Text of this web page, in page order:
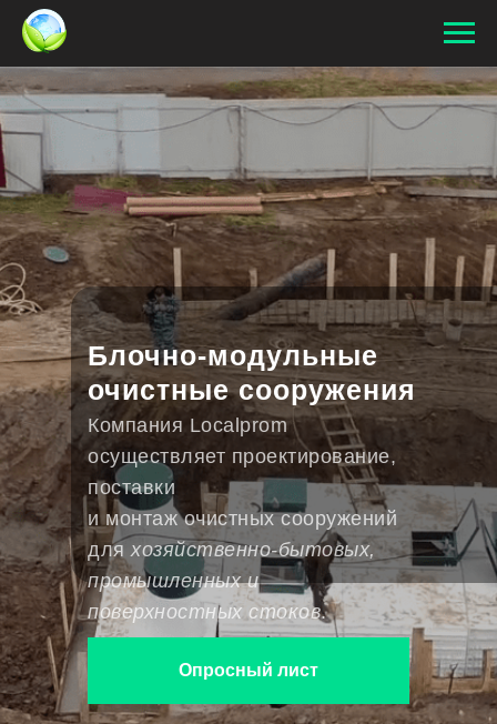
Блочно-модульные
очистные сооружения
Компания Localprom
осуществляет проектирование,
поставки
и монтаж очистных сооружений
дляхозяйственно-бытовых,
промышленных и
поверхностных стоков.
Опросный лист